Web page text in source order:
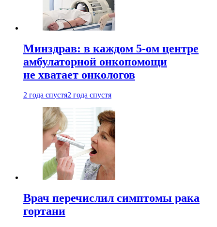
Минздрав: в каждом 5-ом центре
амбулаторной онкопомощи
не хватает онкологов
2 года спустя2 года спустя
Врач перечислил симптомы рака
гортани